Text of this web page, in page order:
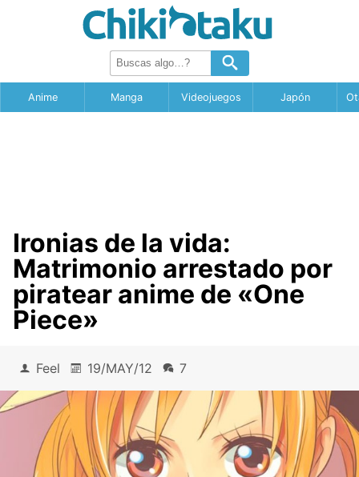
Anime Manga Videojuegos Japón
Ironias de la vida:
Matrimonio arrestado por
piratear anime de «One
Piece»
Feel 19/MAY/12 7